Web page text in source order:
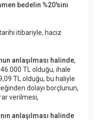
bedelin %20'sini
tarihi itibariyle, haciz
anlaşılması halinde,
TL olduğu, ihale
TL olduğu, bu haliyle
dolayı borçlunun,
verilmesi,
anlaşılması halinde